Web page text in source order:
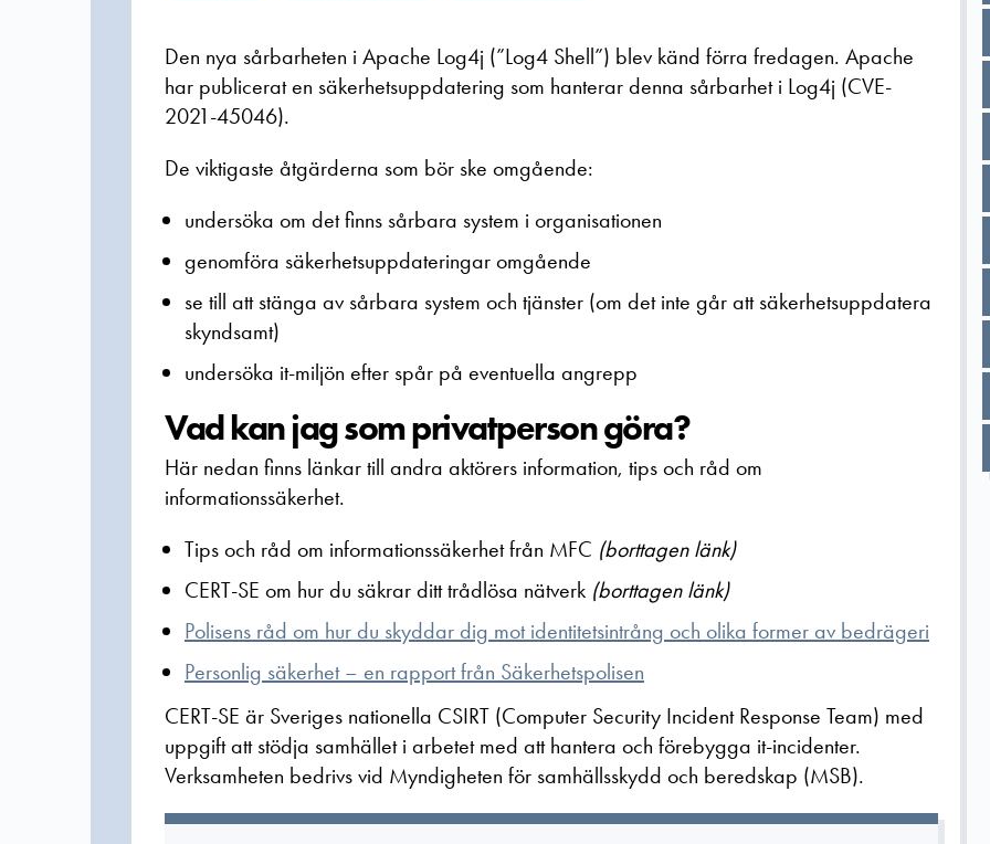
Den nya sårbarheten i Apache Log4j (”Log4 Shell”) blev känd förra fredagen. Apache
har publicerat en säkerhetsuppdatering som hanterar denna sårbarhet i Log4j (CVE-
2021-45046).
De viktigaste åtgärderna som bör ske omgående:
undersöka om det finns sårbara system i organisationen
genomföra säkerhetsuppdateringar omgående
se till att stänga av sårbara system och tjänster (om det inte går att säkerhetsuppdatera
skyndsamt)
undersöka it-miljön efter spår på eventuella angrepp
Vad kan jag som privatperson göra?
Här nedan finns länkar till andra aktörers information, tips och råd om
informationssäkerhet.
Tips och råd om informationssäkerhet från MFC (borttagen länk)
CERT-SE om hur du säkrar ditt trådlösa nätverk (borttagen länk)
Polisens råd om hur du skyddar dig mot identitetsintrång och olika former av bedrägeri
Personlig säkerhet – en rapport från Säkerhetspolisen
CERT-SE är Sveriges nationella CSIRT (Computer Security Incident Response Team) med
uppgift att stödja samhället i arbetet med att hantera och förebygga it-incidenter.
Verksamheten bedrivs vid Myndigheten för samhällsskydd och beredskap (MSB).